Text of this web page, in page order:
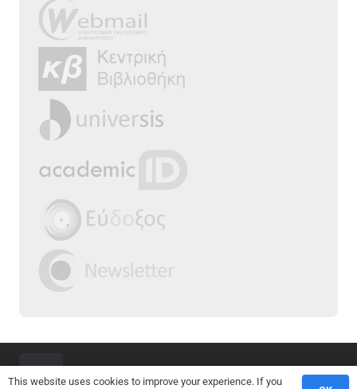
This website uses cookies to improve your experience. If you